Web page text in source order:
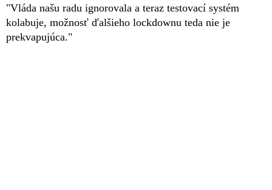
"Vláda našu radu ignorovala a teraz testovací systém
kolabuje, možnosť ďalšieho lockdownu teda nie je
prekvapujúca."